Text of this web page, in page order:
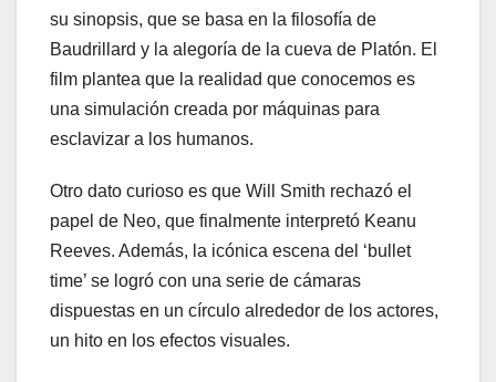
su sinopsis, que se basa en la filosofía de
Baudrillard y la alegoría de la cueva de Platón. El
film plantea que la realidad que conocemos es
una simulación creada por máquinas para
esclavizar a los humanos.
Otro dato curioso es que Will Smith rechazó el
papel de Neo, que finalmente interpretó Keanu
Reeves. Además, la icónica escena del ‘bullet
time’ se logró con una serie de cámaras
dispuestas en un círculo alrededor de los actores,
un hito en los efectos visuales.